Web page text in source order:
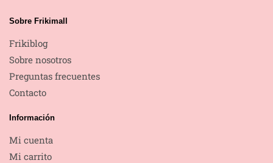
Sobre Frikimall
Frikiblog
Sobre nosotros
Preguntas frecuentes
Contacto
Información
Mi cuenta
Mi carrito